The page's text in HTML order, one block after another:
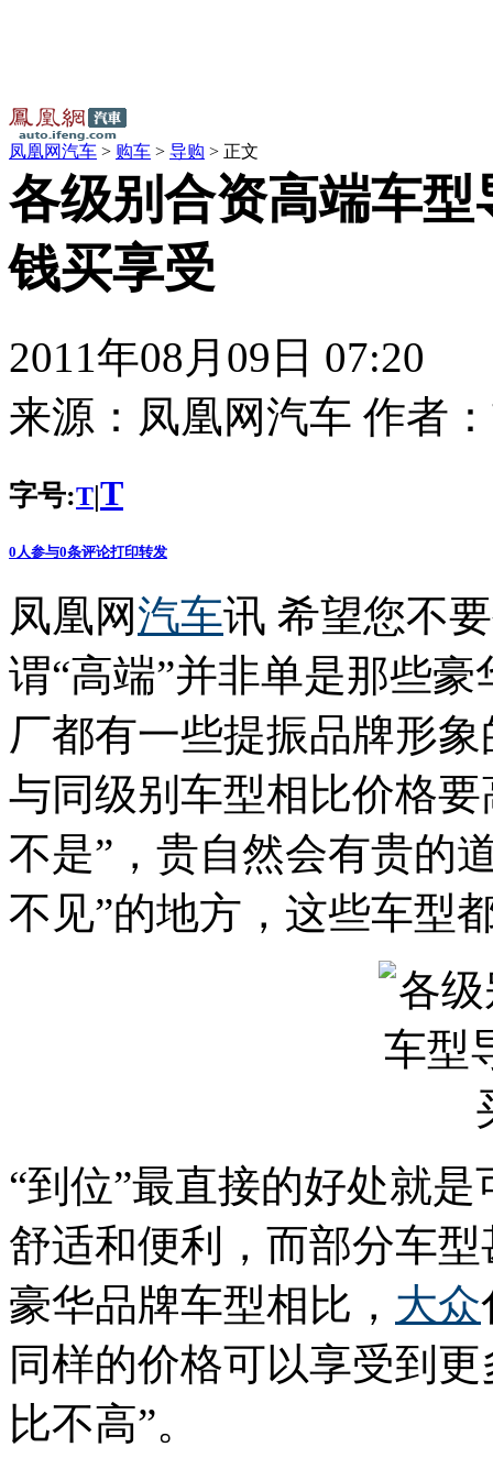
凤凰网汽车 > 购车 > 导购 > 正文
各级别合资高端车型
钱买享受
2011年08月09日 07:20
来源： 凤凰网汽车 作者：
字号:T|T
0 人参与0条评论打印转发
凤凰网汽车讯 希望您不
谓“高端”并非单是那些
厂都有一些提振品牌形
与同级别车型相比价格
不是”，贵自然会有贵的
不见”的地方，这些车型
“到位”最直接的好处就
舒适和便利，而部分车
豪华品牌车型相比， 大众
同样的价格可以享受到
比不高”。